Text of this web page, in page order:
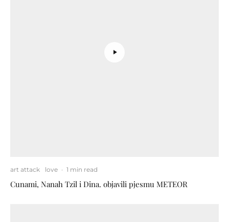
art attack love · 1 min read
Cunami, Nanah Tzil i Dina. objavili pjesmu METEOR